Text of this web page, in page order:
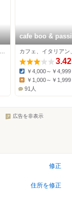
cafe boo &
et nature 堂島浜
カフェ、イタリアン
3.42
Dinner:
￥4,000～￥4,999
Lunch:
￥1,000～￥1,999
91人
広告を非表示
修正
住所を修正